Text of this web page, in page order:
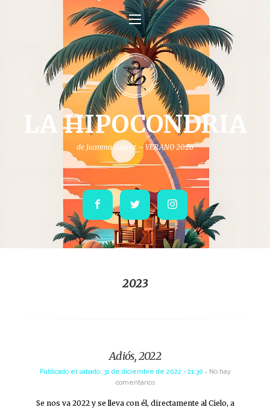
LA HIPOCONDRIA
de Juanma Suárez – VERANO 2026
Facebook Twitter Instagram
2023
Adiós, 2022
Publicado el sábado, 31 de diciembre de 2022 - 21:30
No hay
comentarios
Se nos va 2022 y se lleva con él, directamente al Cielo, a